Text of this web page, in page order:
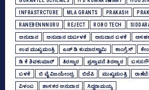
INFRASTRCTURE MLA GRANTS PRAKASH
RANEBENNNURU REJECT ROBO TECH
ಅನುದಾನ ಅನುದಾನ ದುರ್ಬಳಕೆ ಅನುದಾನ ಬಳಕೆ
ಉಪ ಮುಖ್ಯಮಂತ್ರಿ ಎಚ್‌ ಡಿ ಕುಮಾರಸ್ವಾಮಿ ಕಾಂಗ್ರೆಸ್‌
ಡಿ ಕೆ ಶಿವಕುಮಾರ್ ತಿರಸ್ಕಾರ ಪ್ರಸ್ತಾವನೆ ತಿರಸ್ಕಾರ
ಬಳಕೆ ಬಿ ವೈ ವಿಜಯೇಂದ್ರ ಬಿಜೆಪಿ ಮುಖ್ಯಮಂತ್ರಿ
ವಿಳಂಬ ಶಾಸಕರ ಅನುದಾನ ಸಿದ್ದರಾಮಯ್ಯ